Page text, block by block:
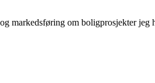
markedsføring om boligprosjekter